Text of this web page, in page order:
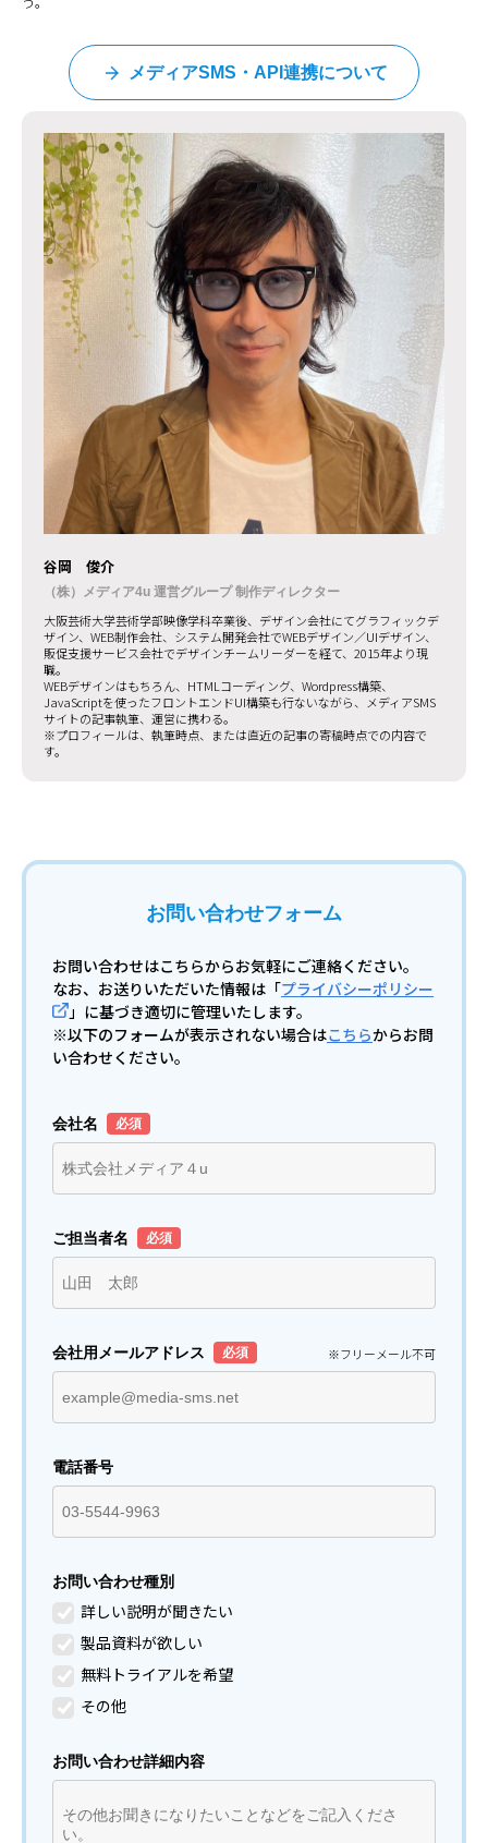
メディアSMS・API連携について
谷岡 俊介
（株）メディア4u 運営グループ 制作ディレクター
大阪芸術大学芸術学部映像学科卒業後、デザイン会社にてグラフィックデ
ザイン、WEB制作会社、システム開発会社でWEBデザイン／UIデザイン、
販促支援サービス会社でデザインチームリーダーを経て、2015年より現
職。
WEBデザインはもちろん、HTMLコーディング、Wordpress構築、
JavaScriptを使ったフロントエンドUI構築も行ないながら、メディアSMS
サイトの記事執筆、運営に携わる。
※プロフィールは、執筆時点、または直近の記事の寄稿時点での内容で
す。
お問い合わせフォーム
お問い合わせはこちらからお気軽にご連絡ください。
なお、お送りいただいた情報は「プライバシーポリシー
」に基づき適切に管理いたします。
※以下のフォームが表示されない場合はこちらからお問
い合わせください。
会社名
ご担当者名
会社用メールアドレス ※フリーメール不可
電話番号
お問い合わせ種別
詳しい説明が聞きたい
製品資料が欲しい
無料トライアルを希望
その他
お問い合わせ詳細内容